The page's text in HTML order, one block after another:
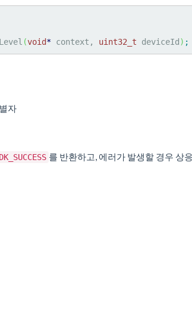
(void* context, uint32_t deviceId) ;
자
를 반환하고, 에러가 발생할 경우 상